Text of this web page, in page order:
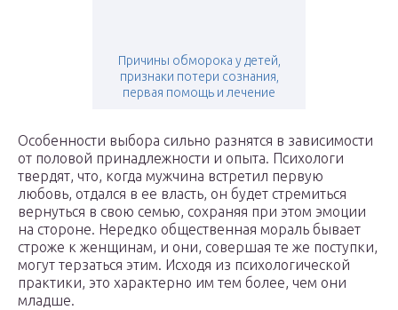
Причины обморока у детей,
признаки потери сознания,
первая помощь и лечение
Особенности выбора сильно разнятся в зависимости
от половой принадлежности и опыта. Психологи
твердят, что, когда мужчина встретил первую
любовь, отдался в ее власть, он будет стремиться
вернуться в свою семью, сохраняя при этом эмоции
на стороне. Нередко общественная мораль бывает
строже к женщинам, и они, совершая те же поступки,
могут терзаться этим. Исходя из психологической
практики, это характерно им тем более, чем они
младше.